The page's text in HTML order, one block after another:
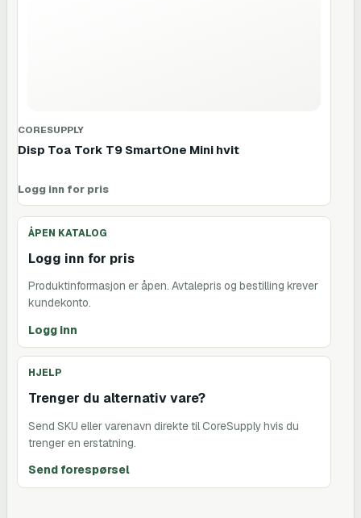
CORESUPPLY
Disp Toa Tork T9 SmartOne Mini hvit
Logg inn for pris
ÅPEN KATALOG
Logg inn for pris
Produktinformasjon er åpen. Avtalepris og bestilling krever
kundekonto.
Logg inn
HJELP
Trenger du alternativ vare?
Send SKU eller varenavn direkte til CoreSupply hvis du
trenger en erstatning.
Send forespørsel